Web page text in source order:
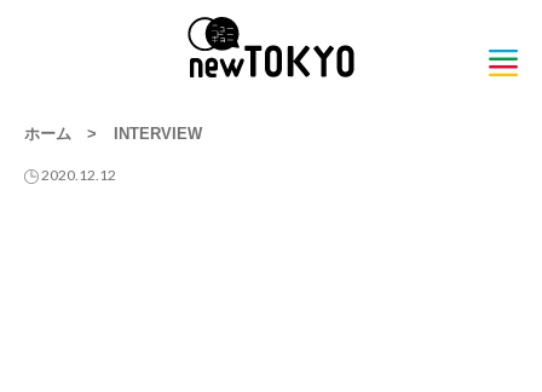
ホーム > INTERVIEW
2020.12.12